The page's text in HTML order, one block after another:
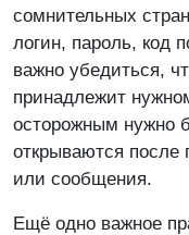
сомнительных
логин, пароль, код
важно убедиться,
принадлежит
осторожным нужно
открываются после
или сообщения.
Ещё одно важное